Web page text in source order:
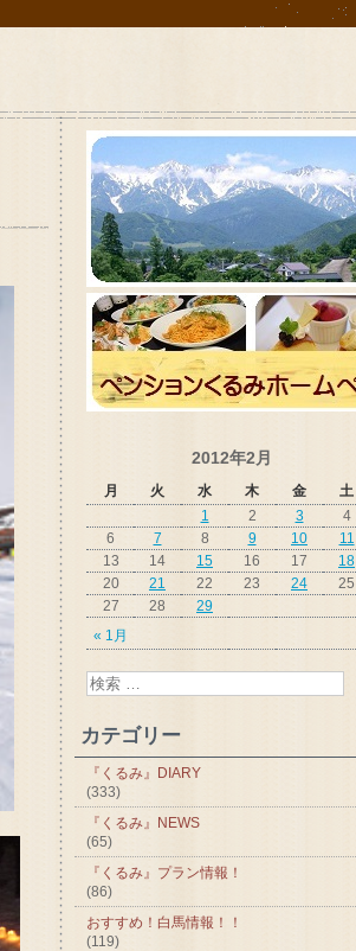
2012年2月
月 火 水 木 金 土
« 1月
1 2 3 4
6
7 8 9 10 11
13
14 15 16 17 18
20
21 22 23 24 25
27
28 29
カテゴリー
『くるみ』DIARY
(333)
『くるみ』NEWS
(65)
『くるみ』プラン情報！
(86)
おすすめ！白馬情報！！
(119)